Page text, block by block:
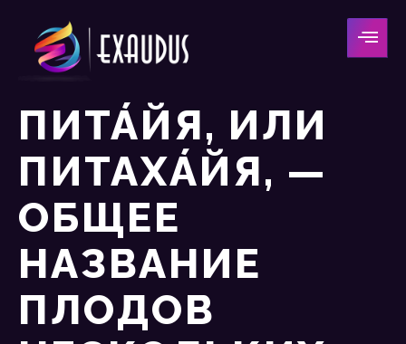
ПИТА́ЙЯ, ИЛИ
ПИТАХА́ЙЯ, —
ОБЩЕЕ
НАЗВАНИЕ
ПЛОДОВ